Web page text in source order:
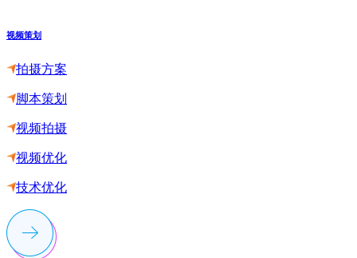
视频策划
拍摄方案
脚本策划
视频拍摄
视频优化
技术优化